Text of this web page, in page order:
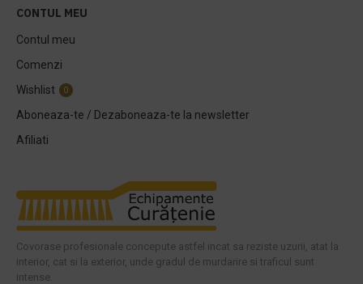
CONTUL MEU
Contul meu
Comenzi
Wishlist
0
Aboneaza-te / Dezaboneaza-te la newsletter
Afiliati
Covorase profesionale concepute astfel incat sa reziste uzurii, atat la
interior, cat si la exterior, unde gradul de murdarire si traficul sunt
intense.